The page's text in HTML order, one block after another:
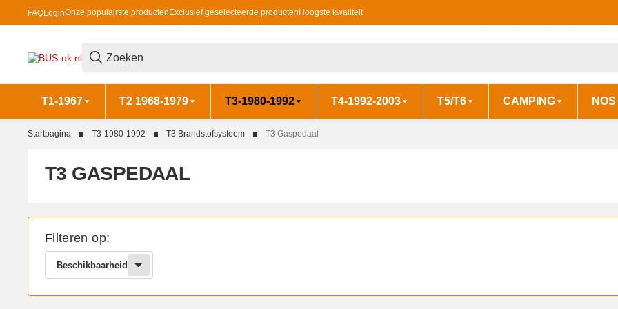
FAQLoginOnze populairste producten Exclusief geselecteerde producten Hoogste kwaliteit
T1-1967 T2 1968-1979 T3-1980-1992 T4-1992-2003 T5/T6 CAMPING NOS
Startpagina T3-1980-1992 T3 Brandstofsysteem T3 Gaspedaal
T3 GASPEDAAL
Filteren op:
Beschikbaarheid